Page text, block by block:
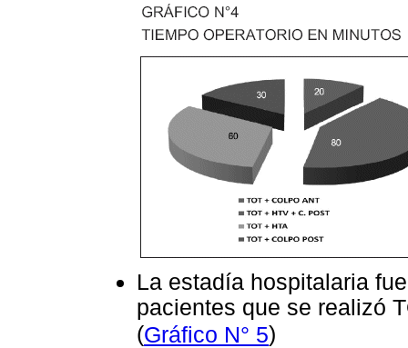
La estadía hospitalaria
pacientes que se realizó
(Gráfico N° 5)